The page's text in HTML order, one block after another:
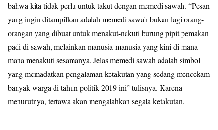
bahwa kita tidak perlu untuk takut dengan memedi sawah. “Pesan
yang ingin ditampilkan adalah memedi sawah bukan lagi orang-
orangan yang dibuat untuk menakut-nakuti burung pipit pemakan
padi di sawah, melainkan manusia-manusia yang kini di mana-
mana menakuti sesamanya. Jelas memedi sawah adalah simbol
yang memadatkan pengalaman ketakutan yang sedang mencekam
banyak warga di tahun politik 2019 ini” tulisnya. Karena
menurutnya, tertawa akan mengalahkan segala ketakutan.